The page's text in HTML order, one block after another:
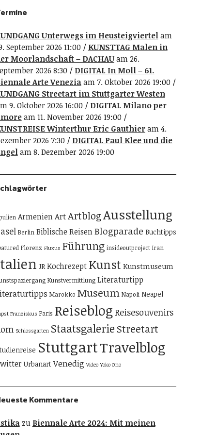
Unterwegs im Heusteigviertelam
September 2026 11:00
KUNSTTAG Malen in
Moorlandschaft – DACHAUam 26.
2026 8:30
DIGITAL In Moll – 61.
Arte Veneziaam 7. Oktober 2026 19:00
Streetart im Stuttgarter Westen
9. Oktober 2026 16:00
DIGITAL Milano per
am 11. November 2026 19:00
Winterthur Eric Gauthieram 4.
2026 7:30
DIGITAL Paul Klee und die
am 8. Dezember 2026 19:00
ArmenienArtArtblogAusstellung
Berlin Biblische ReisenBlogparade Buchtipps
Florenz Fluxus Führung insideoutproject Iran
JR Kochrezept Kunst Kunstmuseum
Kunstvermittlung Literaturtipp
Marokko Museum Napoli Neapel
Franziskus Paris Reiseblog Reisesouvenirs
Schlossgarten Staatsgalerie Streetart
StuttgartTravelblog
Urbanart Venedig Video Yoko Ono
Kommentare
zu Biennale Arte 2024: Mit meinen